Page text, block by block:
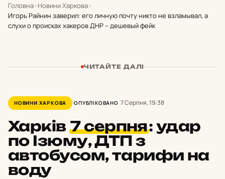
Головна›Новини Харкова›
Игорь Райнин заверил: его личную почту никто не взламывал, а
слухи о происках хакеров ДНР – дешевый фейк
ЧИТАЙТЕ ДАЛІ
НОВИНИ ХАРКОВА ОПУБЛІКОВАНО 7 Серпня, 19:38
Харків7 серпня: удар
по Ізюму, ДТП з
автобусом, тарифи на
воду